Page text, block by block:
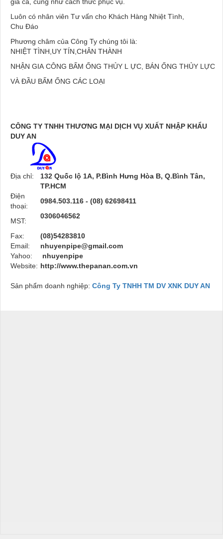
Luôn có nhân viên Tư vấn cho Khách Hàng Nhiệt Tình,
Chu Đáo
Phương châm của Công Ty chúng tôi là:
NHIỆT TÌNH,UY TÍN,CHÂN THÀNH
NHẬN GIA CÔNG BẤM ỐNG THỦY L ỰC, BÁN ỐNG THỦY LỰC
VÀ ĐẦU BẤM ỐNG CÁC LOẠI
CÔNG TY TNHH THƯƠNG MẠI DỊCH VỤ XUẤT NHẬP KHẨU
DUY AN
Địa chỉ:
132 Quốc lộ 1A, P.Bình Hưng Hòa B, Q.Bình Tân,
TP.HCM
Điện
thoại:
MST:
0984.503.116 - (08) 62698411
0306046562
Fax:
(08)54283810
Email:
nhuyenpipe@gmail.com
Yahoo:
nhuyenpipe
Website: http://www.thepanan.com.vn
Sản phẩm doanh nghiệp: Công Ty TNHH TM DV XNK DUY AN